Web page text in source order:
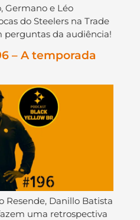
Germano e Léo
do Steelers na Trade
perguntas da audiência!
– A temporada
Resende, Danillo Batista
uma retrospectiva